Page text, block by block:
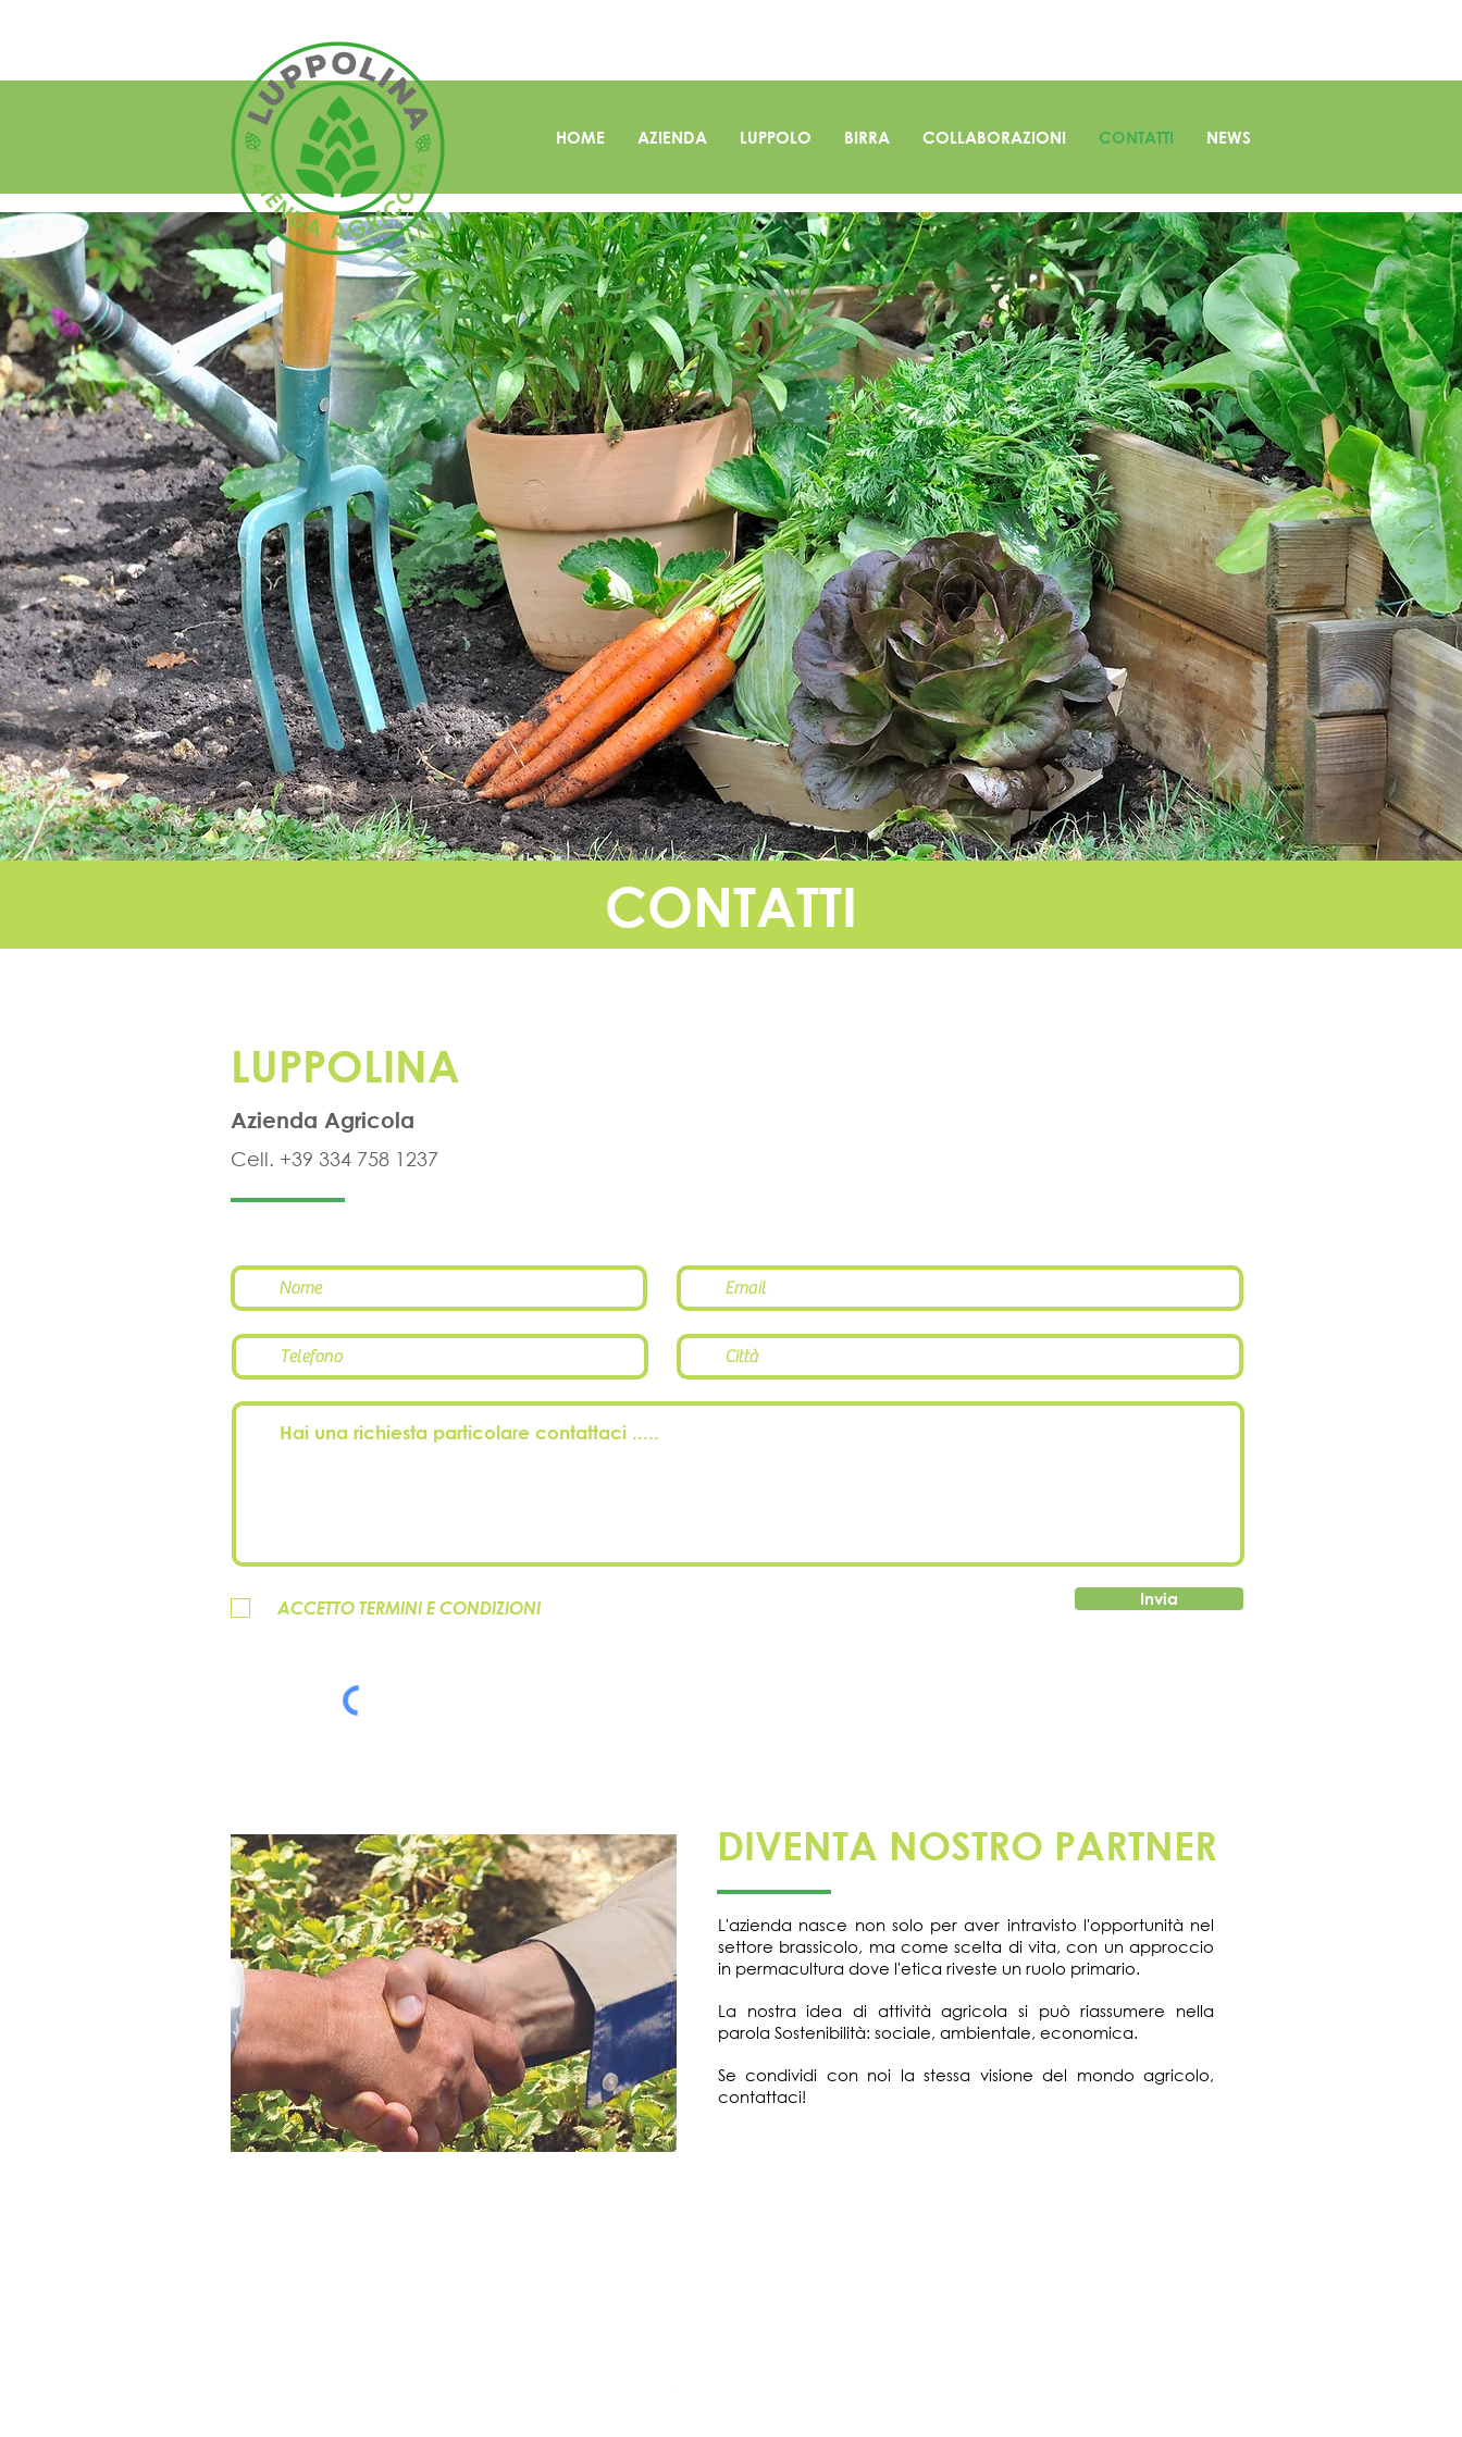
HOME AZIENDA LUPPOLO BIRRA COLLABORAZIONI CONTATTI NEWS
CONTATTI
LUPPOLINA
Azienda Agricola
Cell. +39 334 758 1237
ACCETTO TERMINI E CONDIZIONI Invia
DIVENTA NOSTRO PARTNER
L'azienda nasce non solo per aver intravisto l'opportunità nel
settore brassicolo, ma come scelta di vita, con un approccio
in permacultura dove l'etica riveste un ruolo primario.
La nostra idea di attività agricola si può riassumere nella
parola Sostenibilità: sociale, ambientale, economica.
Se condividi con noi la stessa visione del mondo agricolo,
contattaci!